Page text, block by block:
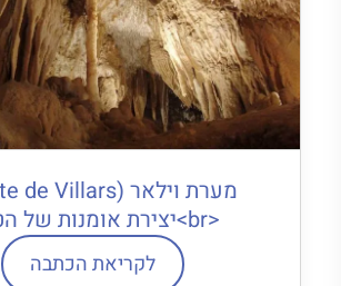
<br>יצירת אומנות של הטבע
לקריאת הכתבה